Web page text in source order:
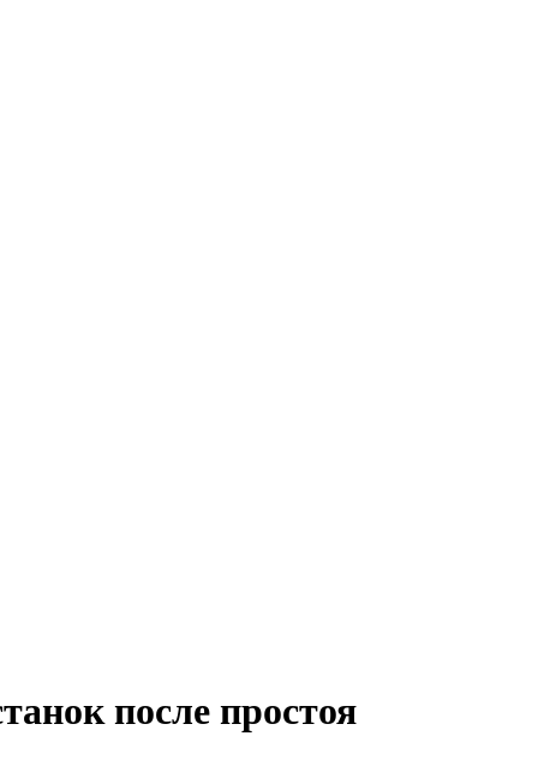
после простоя